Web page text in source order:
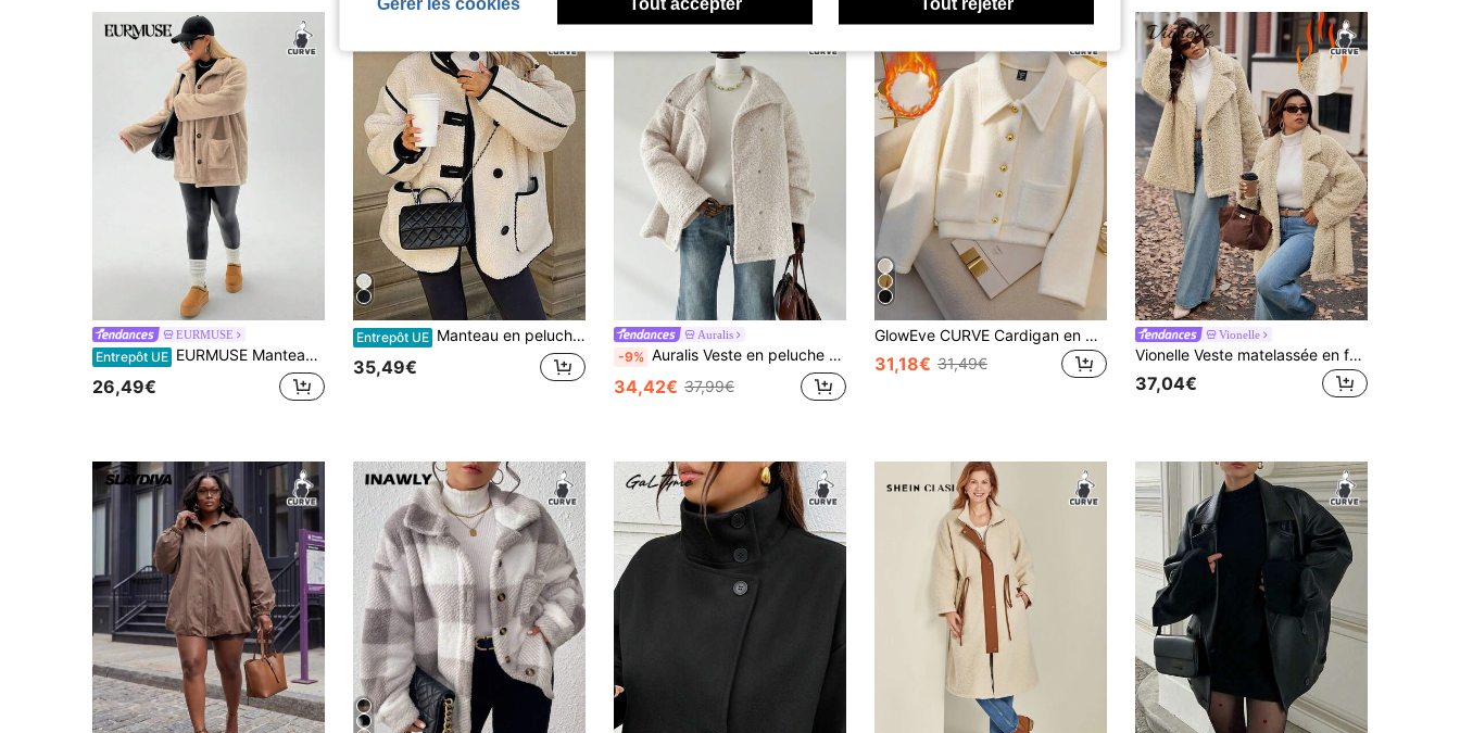
EURMUSE
Entrepôt UE EURMUSE Manteau pour femmes en fausse fourrure très douillet et doux avec poche avant et détails de boutons sur la capuche
26,49€
Entrepôt UE Manteau en peluche de grande taille avec col roulé à la mode, avec garniture contrastée et poches, manches raglan, tissu tissé, longueur régulière, Noël hiver
35,49€
Auralis
-9% Auralis Veste en peluche beige polyvalente et confortable pour femmes grandes tailles, style décontracté et simple pour l'automne et l'hiver
34,42€ 37,99€
GlowEve CURVE Cardigan en peluche à simple boutonnage, grande taille, couleur unie, poches, pour femmes, pour un usage quotidien et décontracté, hiver
31,18€ 31,49€
Vionelle
Vionelle Veste matelassée en fausse fourrure de style teddy à col retourné, manches longues, style casual, pour femmes en grandes tailles
37,04€